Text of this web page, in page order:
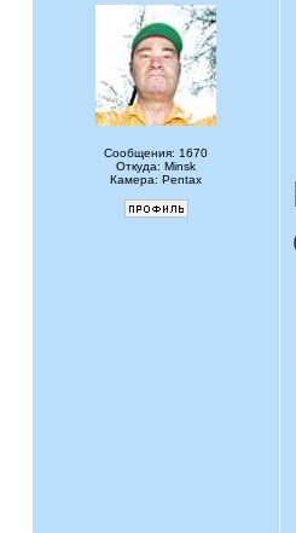
Сообщения: 1670
Откуда: Minsk
Камера: Pentax